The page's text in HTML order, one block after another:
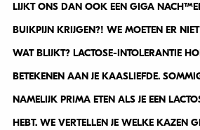
LIJKT ONS DAN OOK EEN GIGA
BUIKPIJN KRIJGEN?! WE MOETEN ER
WAT BLIJKT? LACTOSE-INTOLERANTIE
BETEKENEN AAN JE KAASLIEFDE.
NAMELIJK PRIMA ETEN ALS JE EEN
HEBT. WE VERTELLEN JE WELKE KAZEN